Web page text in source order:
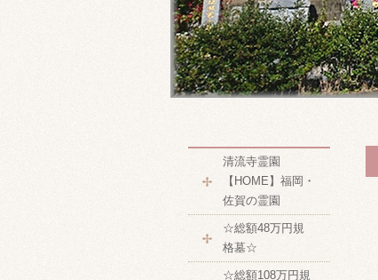
清流寺霊園
【HOME】福岡・
佐賀の霊園
☆総額48万円規
格墓☆
☆総額108万円規